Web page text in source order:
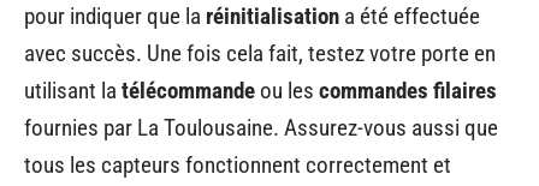
pour indiquer que la réinitialisation a été effectuée
avec succès. Une fois cela fait, testez votre porte en
utilisant la télécommande ou les commandes filaires
fournies par La Toulousaine. Assurez-vous aussi que
tous les capteurs fonctionnent correctement et